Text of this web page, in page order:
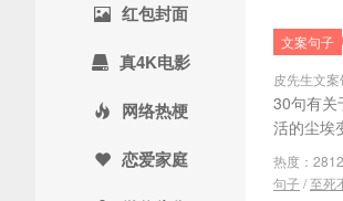
红包封面
真4K电影
网络热梗
恋爱家庭
文案句子
皮先生文
30句有关
活的尘埃
热度：
句子/至死